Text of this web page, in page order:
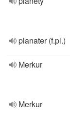
planater (f.pl.)
Merkur
Merkur